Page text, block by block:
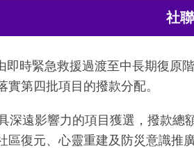
社
時緊急救援過渡至中長期復原
第四批項目的撥款分配。
深遠影響力的項目獲選，撥款
區復元、心靈重建及防災意識推